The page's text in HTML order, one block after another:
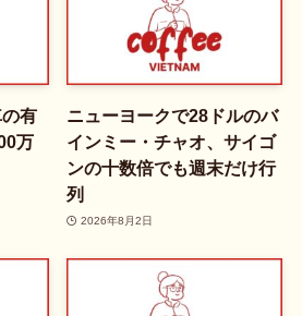
有
万
ニューヨークで28ドルのバ
インミー・チャオ、サイゴ
ンの十数倍でも週末だけ行
列
2026年8月2日